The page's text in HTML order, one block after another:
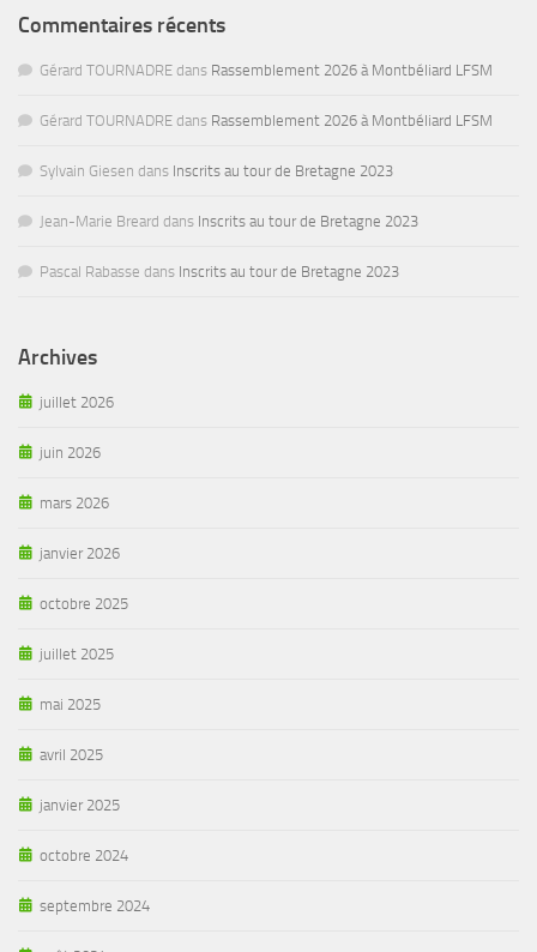
Commentaires récents
Gérard TOURNADRE dans Rassemblement 2026 à Montbéliard LFSM
Gérard TOURNADRE dans Rassemblement 2026 à Montbéliard LFSM
Sylvain Giesen dans Inscrits au tour de Bretagne 2023
Jean-Marie Breard dans Inscrits au tour de Bretagne 2023
Pascal Rabasse dans Inscrits au tour de Bretagne 2023
Archives
juillet 2026
juin 2026
mars 2026
janvier 2026
octobre 2025
juillet 2025
mai 2025
avril 2025
janvier 2025
octobre 2024
septembre 2024